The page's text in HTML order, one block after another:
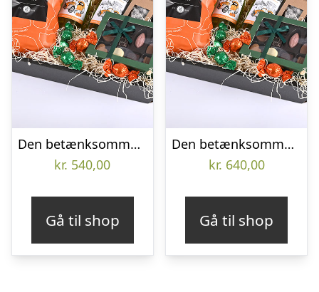
Den betænksomme gavekasse, alkoholfri – Send blomster med Bloomit
kr. 540,00
Gå til shop
Den betænksomme gavekasse, alkoholfri – Send blomster med Bloomit
kr. 640,00
Gå til shop